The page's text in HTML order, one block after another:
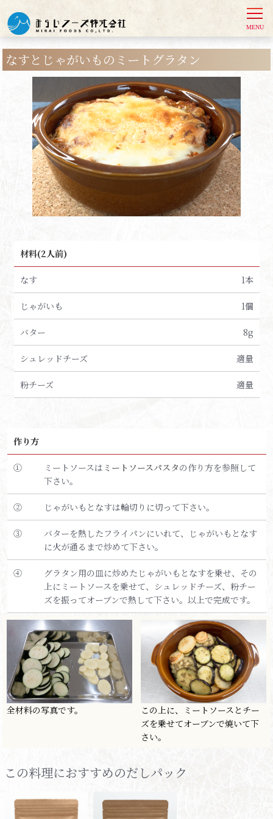
なすとじゃがいものミートグラタン
材料(2人前)
なす 1本
じゃがいも 1個
バター 8g
シュレッドチーズ 適量
粉チーズ 適量
作り方
① ミートソースは ミートソースパスタの作り方を参照して
下さい。
② じゃがいもとなすは輪切りに切って下さい。
③
バターを熱したフライパンにいれて、じゃがいもとなす
に火が通るまで炒めて下さい。
④
グラタン用の皿に炒めたじゃがいもとなすを乗せ、その
上にミートソースを乗せて、シュレッドチーズ、粉チー
ズを振ってオーブンで熱して下さい。以上で完成です。
全材料の写真です。
この上に、ミートソースとチー
ズを乗せてオーブンで焼いて下
さい。
この料理におすすめのだしパック